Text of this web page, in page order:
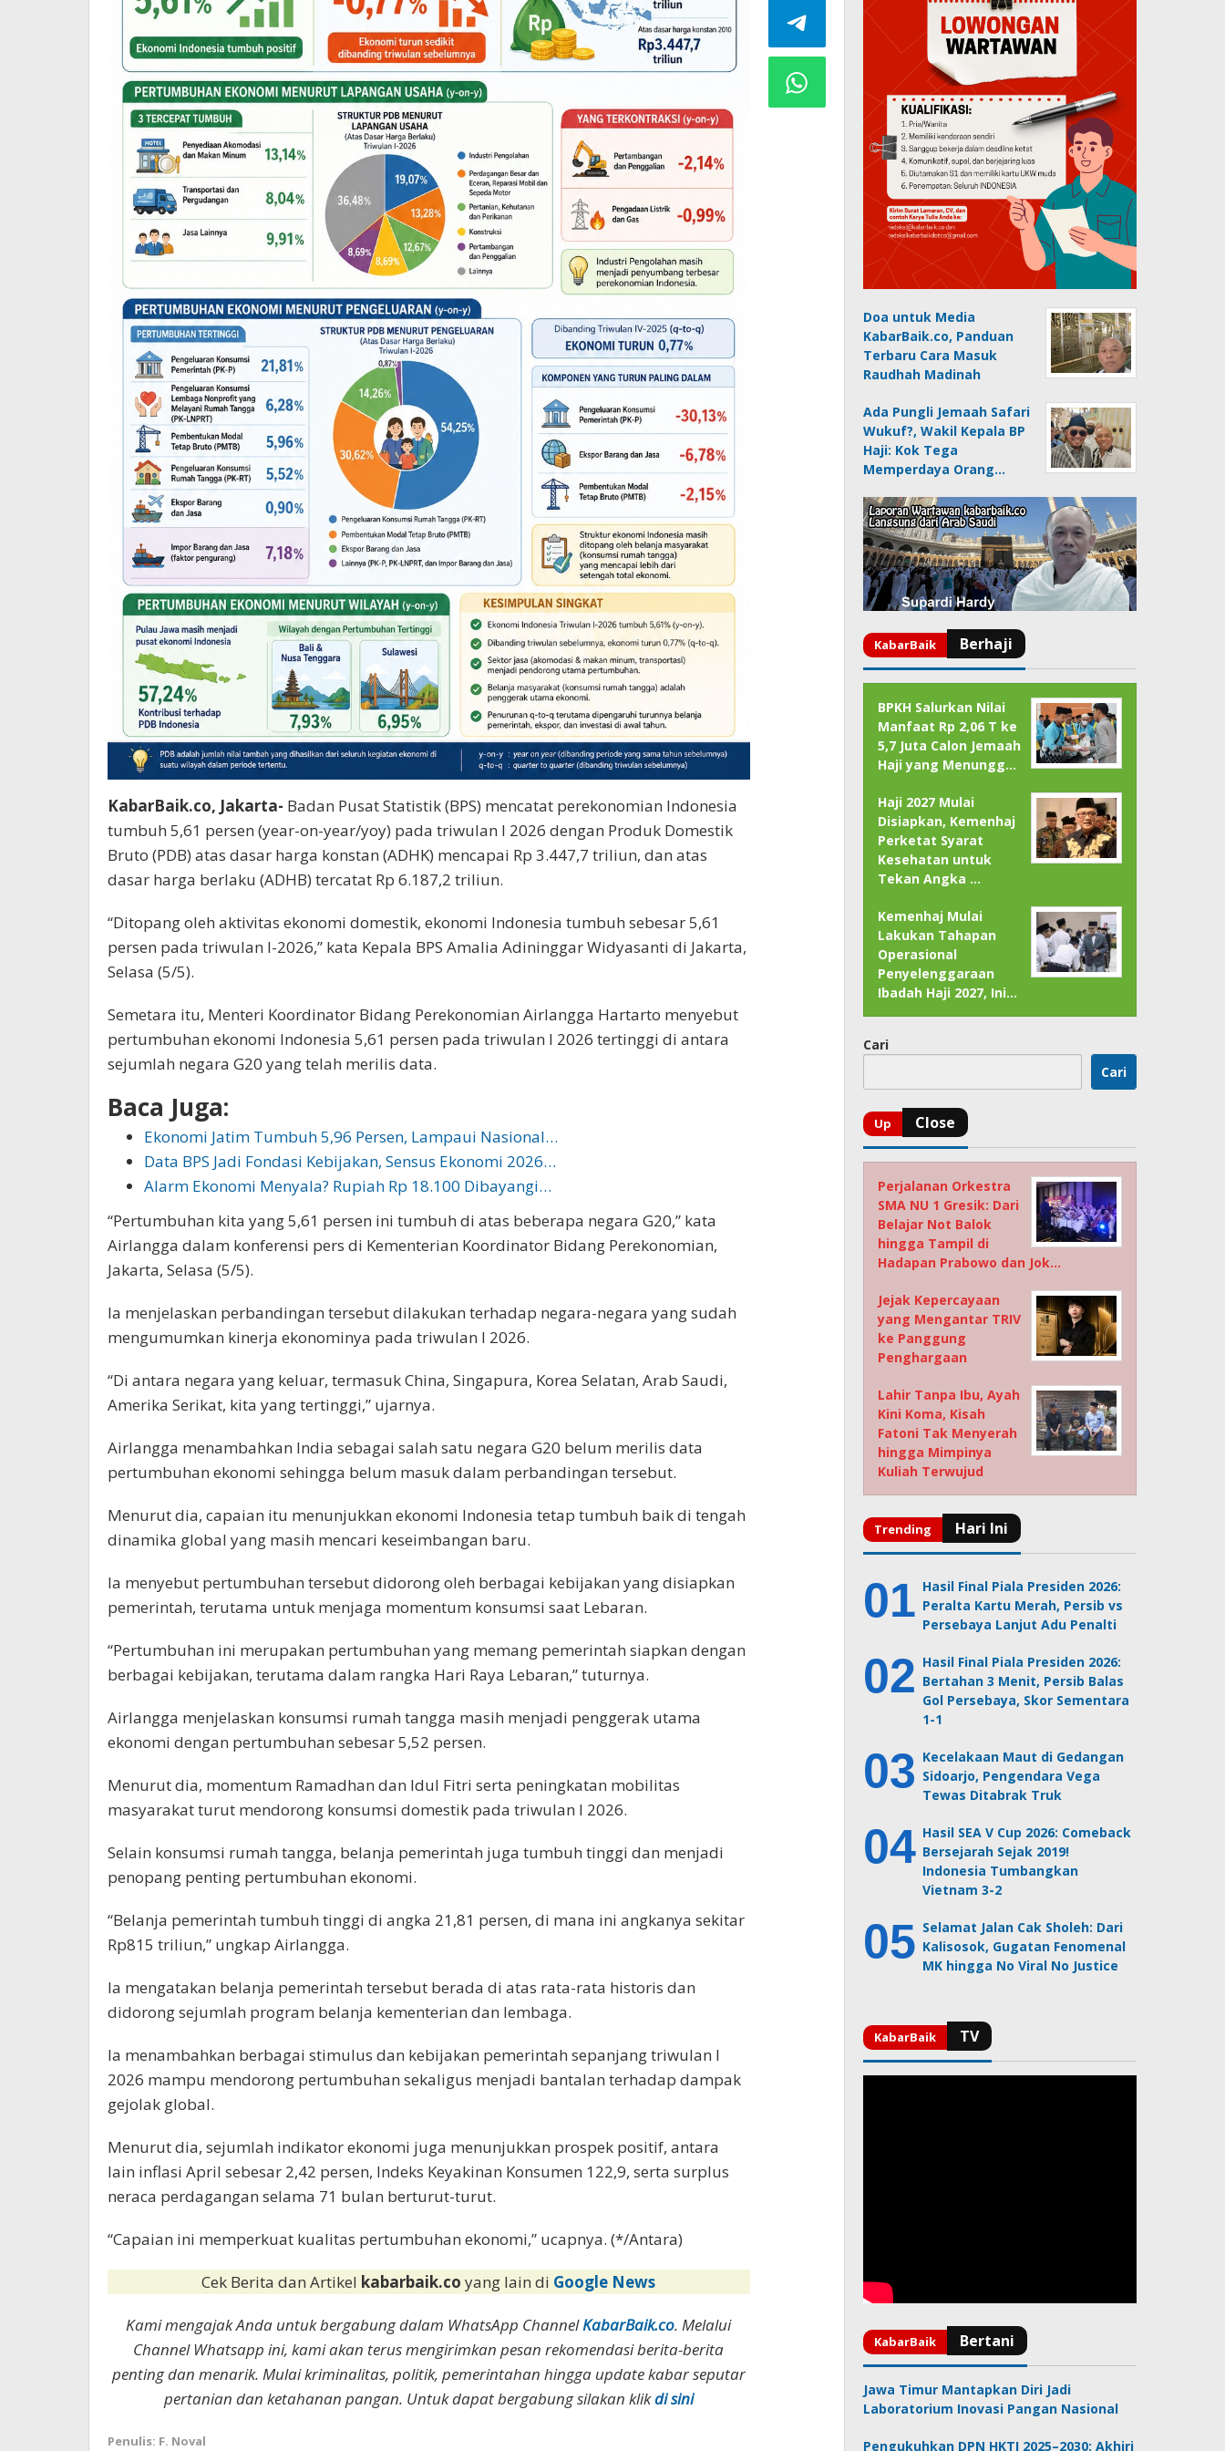
KabarBaik.co, Jakarta- Badan Pusat Statistik (BPS) mencatat perekonomian Indonesia
tumbuh 5,61 persen (year-on-year/yoy) pada triwulan I 2026 dengan Produk Domestik
Bruto (PDB) atas dasar harga konstan (ADHK) mencapai Rp 3.447,7 triliun, dan atas
dasar harga berlaku (ADHB) tercatat Rp 6.187,2 triliun.
“Ditopang oleh aktivitas ekonomi domestik, ekonomi Indonesia tumbuh sebesar 5,61
persen pada triwulan I-2026,” kata Kepala BPS Amalia Adininggar Widyasanti di Jakarta,
Selasa (5/5).
Semetara itu, Menteri Koordinator Bidang Perekonomian Airlangga Hartarto menyebut
pertumbuhan ekonomi Indonesia 5,61 persen pada triwulan I 2026 tertinggi di antara
sejumlah negara G20 yang telah merilis data.
Baca Juga:
Ekonomi Jatim Tumbuh 5,96 Persen, Lampaui Nasional…
Data BPS Jadi Fondasi Kebijakan, Sensus Ekonomi 2026…
Alarm Ekonomi Menyala? Rupiah Rp 18.100 Dibayangi…
“Pertumbuhan kita yang 5,61 persen ini tumbuh di atas beberapa negara G20,” kata
Airlangga dalam konferensi pers di Kementerian Koordinator Bidang Perekonomian,
Jakarta, Selasa (5/5).
Ia menjelaskan perbandingan tersebut dilakukan terhadap negara-negara yang sudah
mengumumkan kinerja ekonominya pada triwulan I 2026.
“Di antara negara yang keluar, termasuk China, Singapura, Korea Selatan, Arab Saudi,
Amerika Serikat, kita yang tertinggi,” ujarnya.
Airlangga menambahkan India sebagai salah satu negara G20 belum merilis data
pertumbuhan ekonomi sehingga belum masuk dalam perbandingan tersebut.
Menurut dia, capaian itu menunjukkan ekonomi Indonesia tetap tumbuh baik di tengah
dinamika global yang masih mencari keseimbangan baru.
Ia menyebut pertumbuhan tersebut didorong oleh berbagai kebijakan yang disiapkan
pemerintah, terutama untuk menjaga momentum konsumsi saat Lebaran.
“Pertumbuhan ini merupakan pertumbuhan yang memang pemerintah siapkan dengan
berbagai kebijakan, terutama dalam rangka Hari Raya Lebaran,” tuturnya.
Airlangga menjelaskan konsumsi rumah tangga masih menjadi penggerak utama
ekonomi dengan pertumbuhan sebesar 5,52 persen.
Menurut dia, momentum Ramadhan dan Idul Fitri serta peningkatan mobilitas
masyarakat turut mendorong konsumsi domestik pada triwulan I 2026.
Selain konsumsi rumah tangga, belanja pemerintah juga tumbuh tinggi dan menjadi
penopang penting pertumbuhan ekonomi.
“Belanja pemerintah tumbuh tinggi di angka 21,81 persen, di mana ini angkanya sekitar
Rp815 triliun,” ungkap Airlangga.
Ia mengatakan belanja pemerintah tersebut berada di atas rata-rata historis dan
didorong sejumlah program belanja kementerian dan lembaga.
Ia menambahkan berbagai stimulus dan kebijakan pemerintah sepanjang triwulan I
2026 mampu mendorong pertumbuhan sekaligus menjadi bantalan terhadap dampak
gejolak global.
Menurut dia, sejumlah indikator ekonomi juga menunjukkan prospek positif, antara
lain inflasi April sebesar 2,42 persen, Indeks Keyakinan Konsumen 122,9, serta surplus
neraca perdagangan selama 71 bulan berturut-turut.
“Capaian ini memperkuat kualitas pertumbuhan ekonomi,” ucapnya. (*/Antara)
Cek Berita dan Artikel kabarbaik.coyang lain di Google News
Kami mengajak Anda untuk bergabung dalam WhatsApp ChannelKabarBaik.co. Melalui
Channel Whatsapp ini, kami akan terus mengirimkan pesan rekomendasi berita-berita
penting dan menarik. Mulai kriminalitas, politik, pemerintahan hingga update kabar seputar
pertanian dan ketahanan pangan. Untuk dapat bergabung silakan klikdi sini
Penulis: F. Noval
Doa untuk Media
KabarBaik.co, Panduan
Terbaru Cara Masuk
Raudhah Madinah
Ada Pungli Jemaah Safari
Wukuf?, Wakil Kepala BP
Haji: Kok Tega
Memperdaya Orang…
BPKH Salurkan Nilai
Manfaat Rp 2,06 T ke
5,7 Juta Calon Jemaah
Haji yang Menungg…
Haji 2027 Mulai
Disiapkan, Kemenhaj
Perketat Syarat
Kesehatan untuk
Tekan Angka …
Kemenhaj Mulai
Lakukan Tahapan
Operasional
Penyelenggaraan
Ibadah Haji 2027, Ini…
Cari
Cari
Perjalanan Orkestra
SMA NU 1 Gresik: Dari
Belajar Not Balok
hingga Tampil di
Hadapan Prabowo dan Jok…
Jejak Kepercayaan
yang Mengantar TRIV
ke Panggung
Penghargaan
Lahir Tanpa Ibu, Ayah
Kini Koma, Kisah
Fatoni Tak Menyerah
hingga Mimpinya
Kuliah Terwujud
Hasil Final Piala Presiden 2026:
Peralta Kartu Merah, Persib vs
Persebaya Lanjut Adu Penalti
Hasil Final Piala Presiden 2026:
Bertahan 3 Menit, Persib Balas
Gol Persebaya, Skor Sementara
1-1
Kecelakaan Maut di Gedangan
Sidoarjo, Pengendara Vega
Tewas Ditabrak Truk
Hasil SEA V Cup 2026: Comeback
Bersejarah Sejak 2019!
Indonesia Tumbangkan
Vietnam 3-2
Selamat Jalan Cak Sholeh: Dari
Kalisosok, Gugatan Fenomenal
MK hingga No Viral No Justice
Jawa Timur Mantapkan Diri Jadi
Laboratorium Inovasi Pangan Nasional
Pengukuhkan DPN HKTI 2025–2030: Akhiri